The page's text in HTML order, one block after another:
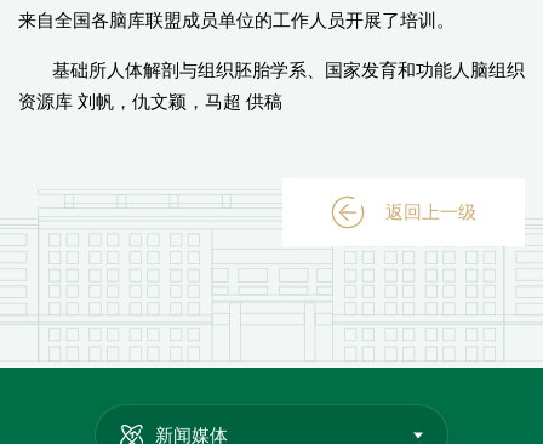
来自全国各脑库联盟成员单位的工作人员开展了培训。
基础所人体解剖与组织胚胎学系、国家发育和功能人脑组织
资源库 刘帆，仇文颖，马超 供稿
返回上一级
新闻媒体